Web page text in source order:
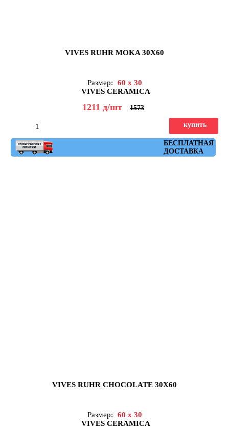
VIVES RUHR MOKA 30X60
Размер:
60 x 30
VIVES CERAMICA
1211 д/шт 1573
БЕСПЛАТНАЯ
ДОСТАВКА
купить
VIVES RUHR CHOCOLATE 30X60
Размер:
60 x 30
VIVES CERAMICA